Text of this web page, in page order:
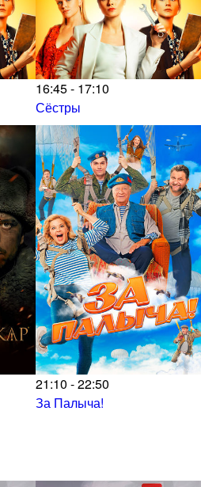
16:45 - 17:10
Сёстры
21:10 - 22:50
За Палыча!